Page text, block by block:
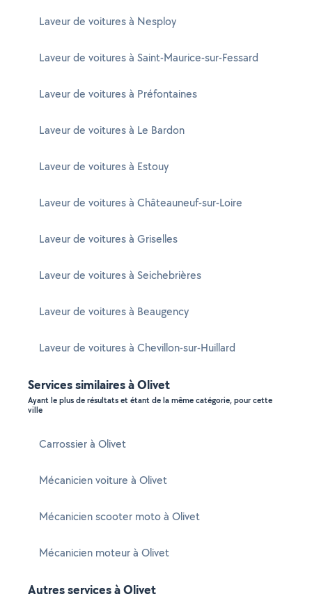
Laveur de voitures à Nesploy
Laveur de voitures à Saint-Maurice-sur-Fessard
Laveur de voitures à Préfontaines
Laveur de voitures à Le Bardon
Laveur de voitures à Estouy
Laveur de voitures à Châteauneuf-sur-Loire
Laveur de voitures à Griselles
Laveur de voitures à Seichebrières
Laveur de voitures à Beaugency
Laveur de voitures à Chevillon-sur-Huillard
Services similaires à Olivet
Ayant le plus de résultats et étant de la même catégorie, pour cette
ville
Carrossier à Olivet
Mécanicien voiture à Olivet
Mécanicien scooter moto à Olivet
Mécanicien moteur à Olivet
Autres services à Olivet